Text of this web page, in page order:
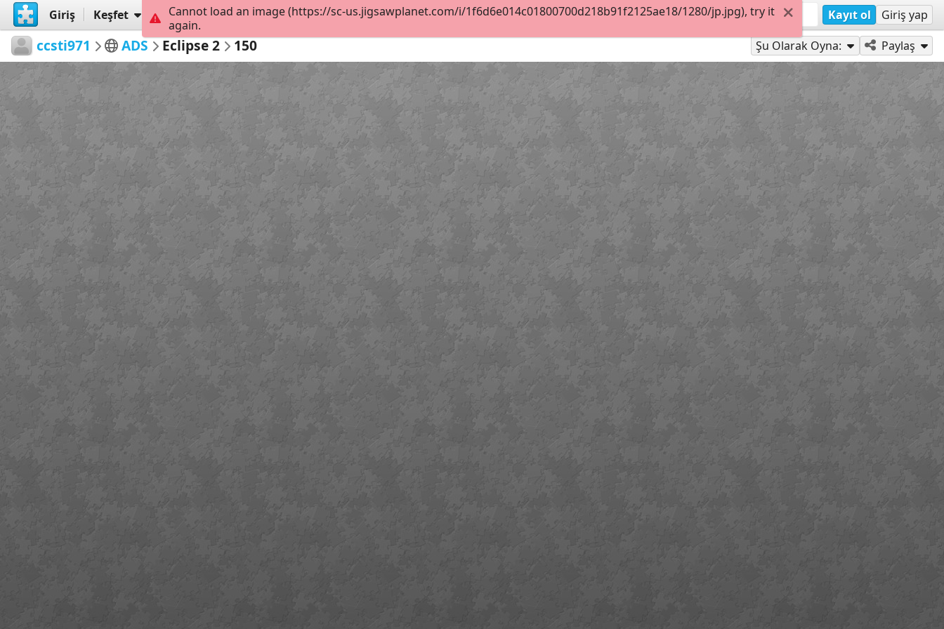
Giriş Keşfet Oluştur Kayıt ol Giriş yap
ccsti971 ADS Eclipse 2 150 Şu Olarak Oyna: Paylaş
Cannot load an image (https://sc-us.jigsawplanet.com/i/1f6d6e014c01800700d218b91f2125ae18/1280/jp.jpg), try it
again.